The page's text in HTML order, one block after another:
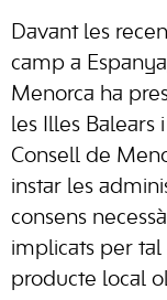
Davant les
camp a
Menorca ha
les Illes Balears
Consell de
instar les
consens
implicats per tal
producte local